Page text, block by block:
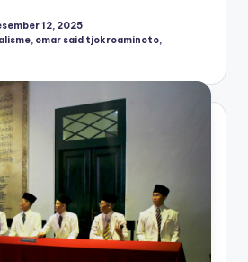
12, 2025
, omar said tjokroaminoto,